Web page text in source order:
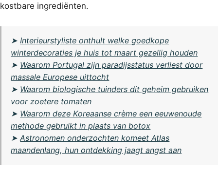
kostbare ingrediënten.
➤Interieurstyliste onthult welke goedkope
winterdecoraties je huis tot maart gezellig houden
➤ Waarom Portugal zijn paradijsstatus verliest door
massale Europese uittocht
➤ Waarom biologische tuinders dit geheim gebruiken
voor zoetere tomaten
➤ Waarom deze Koreaanse crème een eeuwenoude
methode gebruikt in plaats van botox
➤Astronomen onderzochten komeet Atlas
maandenlang, hun ontdekking jaagt angst aan